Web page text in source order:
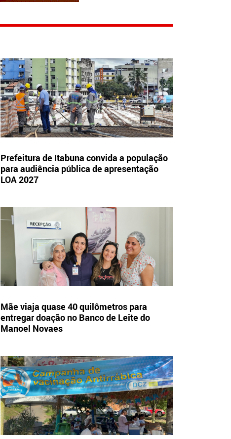
Prefeitura de Itabuna convida a população
para audiência pública de apresentação
LOA 2027
Mãe viaja quase 40 quilômetros para
entregar doação no Banco de Leite do
Manoel Novaes